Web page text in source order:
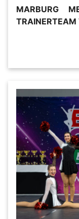
MARBURG
TRAINERTEAM